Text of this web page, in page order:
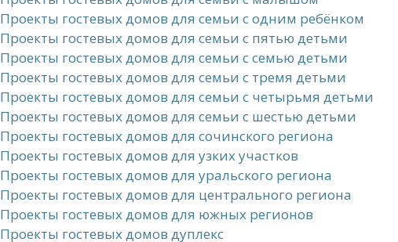
Проекты гостевых домов для семьи с одним ребёнком
Проекты гостевых домов для семьи с пятью детьми
Проекты гостевых домов для семьи с семью детьми
Проекты гостевых домов для семьи с тремя детьми
Проекты гостевых домов для семьи с четырьмя детьми
Проекты гостевых домов для семьи с шестью детьми
Проекты гостевых домов для сочинского региона
Проекты гостевых домов для узких участков
Проекты гостевых домов для уральского региона
Проекты гостевых домов для центрального региона
Проекты гостевых домов для южных регионов
Проекты гостевых домов дуплекс